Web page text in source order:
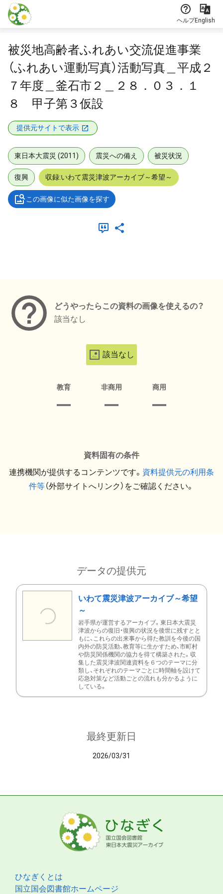
本文に飛ぶ
ヘルプEnglish
被災地高齢者ふれあい交流促進事業
（ふれあい運動写真）活動写真＿平成２
７年度＿釜石市２＿２８．０３．１
８ 甲子第３仮設
提供元サイトで表示
東日本大震災 (2011) 震災への備え 被災状況
復興 収録:いわて震災津波アーカイブ～希望～
この画像に似た画像を探す
どうやったらこの資料の画像を使えるの？
該当なし
該当なし
教育 非商用 商用
資料固有の条件
連携機関が提供するコンテンツです。 資料提供元の利用条
件等（外部サイトへリンク）をご確認ください。
データの提供元
いわて震災津波アーカイブ～希望
～
岩手県が運営するアーカイブ。東日本大震災
津波からの復旧・復興の状況を後世に残すとと
もに、これらの出来事から得た教訓を今後の国
内外の防災活動、教育等に生かすため、市町村
や防災関係機関の協力を得て構築された。収
集した震災津波関連資料を６つのテーマに分
類し、それぞれのテーマごとに時間軸を設けて
応急対策など活動ごとの流れも分かるように
している。
最終更新日
2026/03/31
ひなぎくとは
国立国会図書館ホームページ